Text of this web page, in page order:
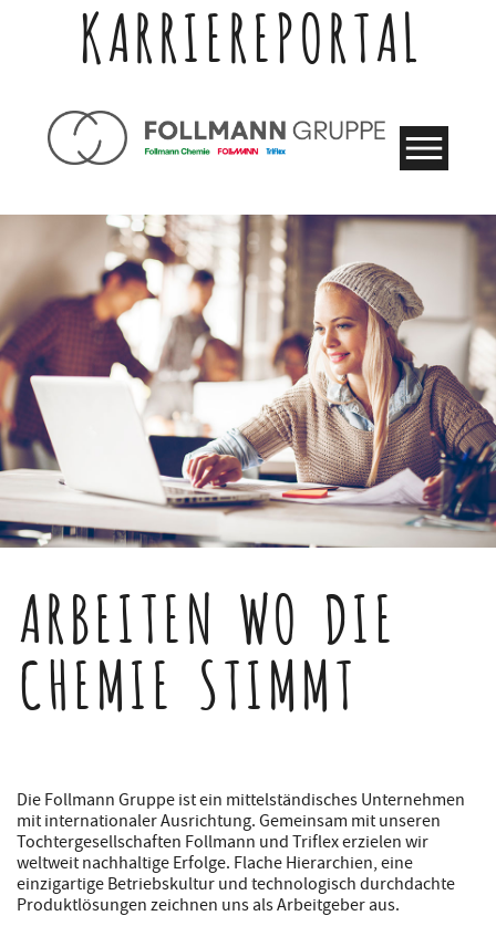
KARRIEREPORTAL
ARBEITEN WO DIE
CHEMIE STIMMT
Die Follmann Gruppe ist ein mittelständisches Unternehmen
mit internationaler Ausrichtung. Gemeinsam mit unseren
Tochtergesellschaften Follmann und Triflex erzielen wir
weltweit nachhaltige Erfolge. Flache Hierarchien, eine
einzigartige Betriebskultur und technologisch durchdachte
Produktlösungen zeichnen uns als Arbeitgeber aus.